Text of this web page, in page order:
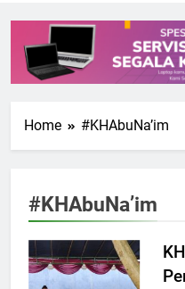
Home #KHAbuNa’im
#KHAbuNa’im